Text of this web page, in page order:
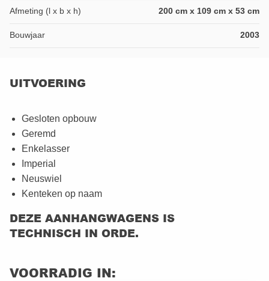
Afmeting (l x b x h) 200 cm x 109 cm x 53 cm
Bouwjaar 2003
UITVOERING
Gesloten opbouw
Geremd
Enkelasser
Imperial
Neuswiel
Kenteken op naam
DEZE AANHANGWAGENS IS
TECHNISCH IN ORDE.
VOORRADIG IN: